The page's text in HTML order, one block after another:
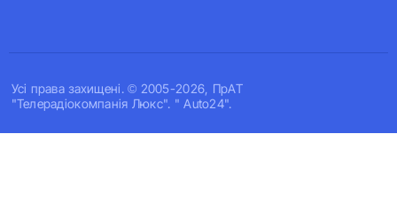
Усi права захищенi. © 2005-2026, ПрАТ
"Телерадіокомпанія Люкс". " Auto24".